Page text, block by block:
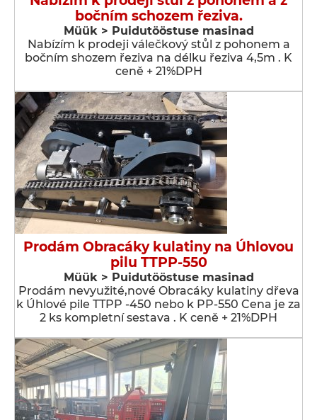
bočním schozem řeziva.
Müük > Puidutööstuse masinad
Nabízím k prodeji válečkový stůl z pohonem a
bočním shozem řeziva na délku řeziva 4,5m . K
ceně + 21%DPH
Prodám Obracáky kulatiny na Úhlovou
pilu TTPP-550
Müük > Puidutööstuse masinad
Prodám nevyužité,nové Obracáky kulatiny dřeva
k Úhlové pile TTPP -450 nebo k PP-550 Cena je za
2 ks kompletní sestava . K ceně + 21%DPH